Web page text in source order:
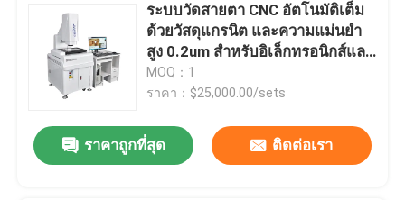
ระบบวัดสายตา CNC อัตโนมัติเต็ม
ด้วยวัสดุแกรนิต และความแม่นยํา
สูง 0.2um สําหรับอิเล็กทรอนิกส์และ
พลาสติก
MOQ：1
ราคา：$25,000.00/sets
ราคาถูกที่สุด ติดต่อเรา